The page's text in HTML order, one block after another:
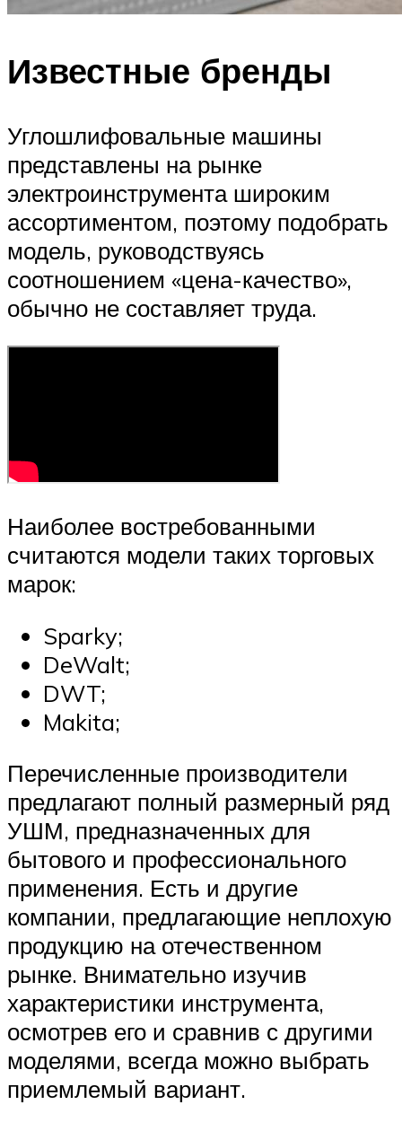
Известные бренды
Углошлифовальные машины
представлены на рынке
электроинструмента широким
ассортиментом, поэтому подобрать
модель, руководствуясь
соотношением «цена-качество»,
обычно не составляет труда.
Наиболее востребованными
считаются модели таких торговых
марок:
Sparky;
DeWalt;
DWT;
Makita;
Перечисленные производители
предлагают полный размерный ряд
УШМ, предназначенных для
бытового и профессионального
применения. Есть и другие
компании, предлагающие неплохую
продукцию на отечественном
рынке. Внимательно изучив
характеристики инструмента,
осмотрев его и сравнив с другими
моделями, всегда можно выбрать
приемлемый вариант.